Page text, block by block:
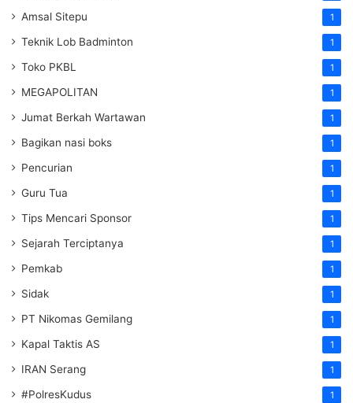
Amsal Sitepu 1
Teknik Lob Badminton 1
Toko PKBL 1
MEGAPOLITAN 1
Jumat Berkah Wartawan 1
Bagikan nasi boks 1
Pencurian 1
Guru Tua 1
Tips Mencari Sponsor 1
Sejarah Terciptanya 1
Pemkab 1
Sidak 1
PT Nikomas Gemilang 1
Kapal Taktis AS 1
IRAN Serang 1
#PolresKudus 1